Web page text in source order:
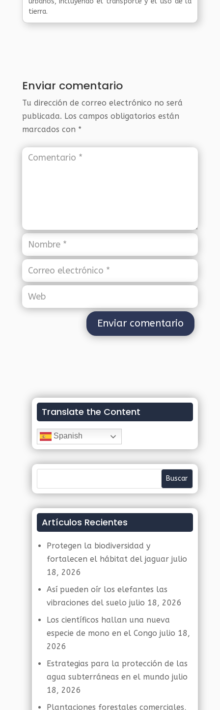
tierra.
Enviar comentario
Tu dirección de correo electrónico no será
publicada. Los campos obligatorios están
marcados con *
Translate the Content
Spanish
Artículos Recientes
Protegen la biodiversidad y
fortalecen el hábitat del jaguar julio
18, 2026
Así pueden oír los elefantes las
vibraciones del suelo julio 18, 2026
Los científicos hallan una nueva
especie de mono en el Congo julio 18,
2026
Estrategias para la protección de las
agua subterráneas en el mundo julio
18, 2026
Plantaciones forestales comerciales,